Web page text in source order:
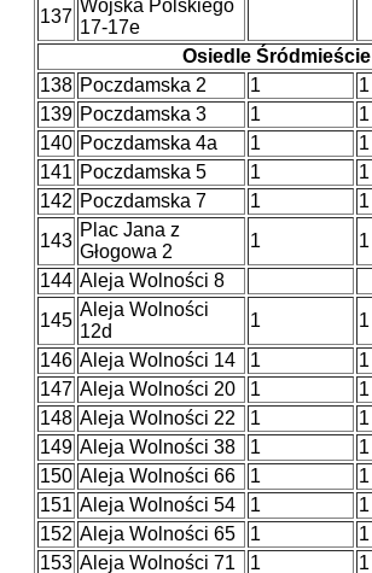
137
Wojska Polskiego
17-17e
Osiedle Śródmieście
138 Poczdamska 2 1 1
139 Poczdamska 3 1 1
140 Poczdamska 4a 1 1
141 Poczdamska 5 1 1
142 Poczdamska 7 1 1
143
Plac Jana z
Głogowa 2
1 1
144 Aleja Wolności 8
145
Aleja Wolności
12d
1 1
146 Aleja Wolności 14 1 1
147 Aleja Wolności 20 1 1
148 Aleja Wolności 22 1 1
149 Aleja Wolności 38 1 1
150 Aleja Wolności 66 1 1
151 Aleja Wolności 54 1 1
152 Aleja Wolności 65 1 1
153 Aleja Wolności 71 1 1